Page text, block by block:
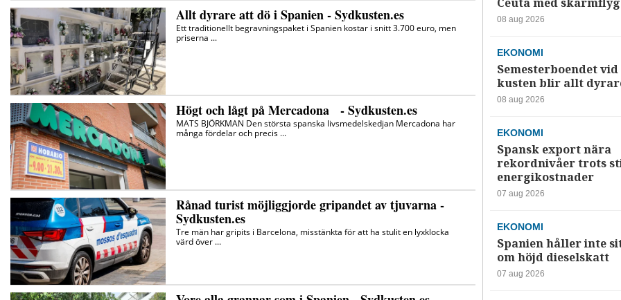
08 aug 2026
EKONOMI
Semesterboendet
kusten blir allt
08 aug 2026
EKONOMI
Spansk export nära
rekordnivåer trots
energikostnader
07 aug 2026
EKONOMI
Spanien håller inte
om höjd dieselskatt
07 aug 2026